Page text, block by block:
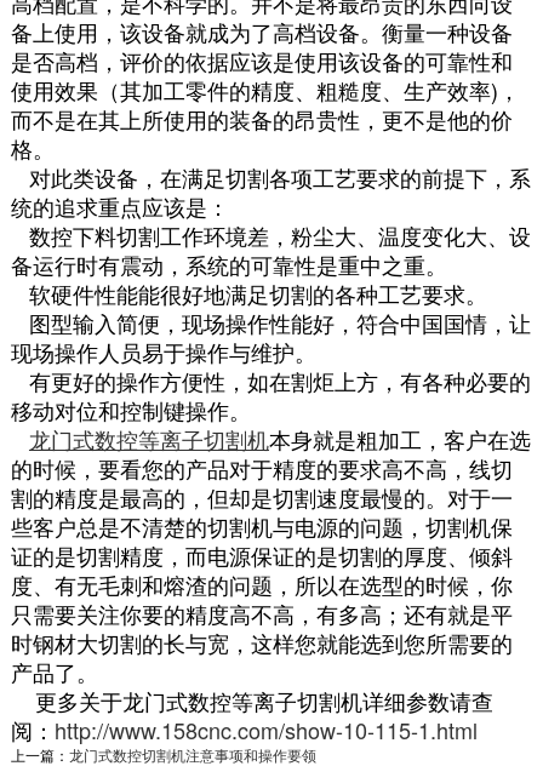
备上使用，该设备就成为了高档设备。衡量一种设备
是否高档，评价的依据应该是使用该设备的可靠性和
使用效果（其加工零件的精度、粗糙度、生产效率)，
而不是在其上所使用的装备的昂贵性，更不是他的价
格。
对此类设备，在满足切割各项工艺要求的前提下，系
统的追求重点应该是：
数控下料切割工作环境差，粉尘大、温度变化大、设
备运行时有震动，系统的可靠性是重中之重。
软硬件性能能很好地满足切割的各种工艺要求。
图型输入简便，现场操作性能好，符合中国国情，让
现场操作人员易于操作与维护。
有更好的操作方便性，如在割炬上方，有各种必要的
移动对位和控制键操作。
龙门式数控等离子切割机本身就是粗加工，客户在选
的时候，要看您的产品对于精度的要求高不高，线切
割的精度是最高的，但却是切割速度最慢的。对于一
些客户总是不清楚的切割机与电源的问题，切割机保
证的是切割精度，而电源保证的是切割的厚度、倾斜
度、有无毛刺和熔渣的问题，所以在选型的时候，你
只需要关注你要的精度高不高，有多高；还有就是平
时钢材大切割的长与宽，这样您就能选到您所需要的
产品了。
更多关于龙门式数控等离子切割机详细参数请查
阅： http://www.158cnc.com/show-10-115-1.html
上一篇： 龙门式数控切割机注意事项和操作要领